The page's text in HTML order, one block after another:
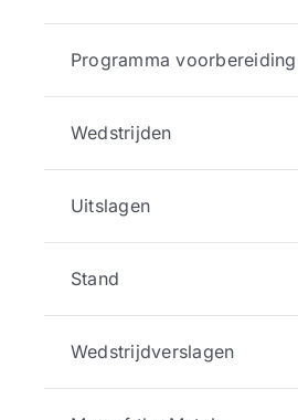
Programma voorbereiding
Wedstrijden
Uitslagen
Stand
Wedstrijdverslagen